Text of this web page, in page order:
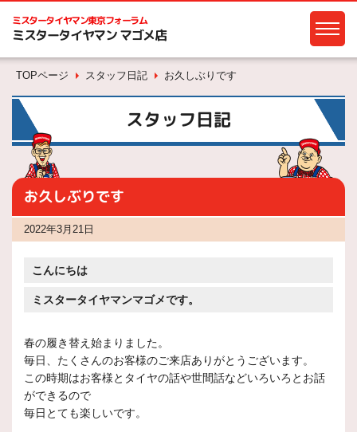
ミスタータイヤマン東京フォーラム
ミスタータイヤマン マゴメ店
TOPページ スタッフ日記 お久しぶりです
スタッフ日記
お久しぶりです
2022年3月21日
こんにちは
ミスタータイヤマンマゴメです。
春の履き替え始まりました。
毎日、たくさんのお客様のご来店ありがとうございます。
この時期はお客様とタイヤの話や世間話などいろいろとお話
ができるので
毎日とても楽しいです。